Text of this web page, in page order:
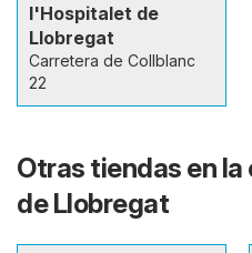
l'Hospitalet de
Llobregat
Carretera de Collblanc
22
Otras tiendas en
de Llobregat